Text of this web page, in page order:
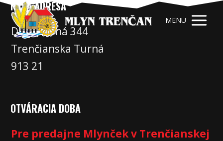
MENU
NAŠA ADRESA
Družstevná 344
Trenčianska Turná
913 21
OTVÁRACIA DOBA
Pre predajne Mlynček v Trenčianskej